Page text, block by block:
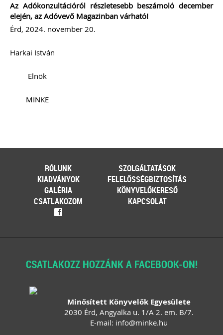
Az Adókonzultációról részletesebb beszámoló december
elején, az Adóvevő Magazinban várható!
Érd, 2024. november 20.
Harkai István
Elnök
MINKE
RÓLUNK
SZOLGÁLTATÁSOK
KIADVÁNYOK
FELELŐSSÉGBIZTOSÍTÁS
GALÉRIA
KÖNYVELŐKERESŐ
CSATLAKOZOM
KAPCSOLAT
f
CSATLAKOZZ HOZZÁNK A FACEBOOK-ON!
Minősített Könyvelők Egyesülete
2030 Érd, Angyalka u. 1/A 2. em. B/7.
E-mail: info@minke.hu